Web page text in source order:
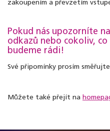
zakoupením a převzetím
Pokud nás upozorníte
odkazů nebo cokoliv,
budeme rádi!
Své připomínky prosím
Můžete také přejít na